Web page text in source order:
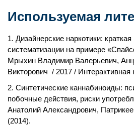
Используемая
Дизайнерские наркотики:
систематизации на примере
Мрыхин Владимир Валерьевич,
Викторович / 2017 / Интерактивная
Синтетические каннабиноиды:
побочные действия, риски
Анатолий Александрович,
(2014).